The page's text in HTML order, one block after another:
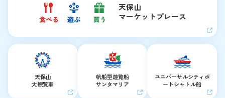
天保山
マーケットプレース
天保山
大観覧車
帆船型遊覧船
サンタマリア
ユニバーサルシティ ポ
ートシャトル船